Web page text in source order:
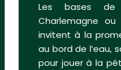
Les bases de
Charlemagne
invitent à la
au bord de l’eau,
pour jouer à la